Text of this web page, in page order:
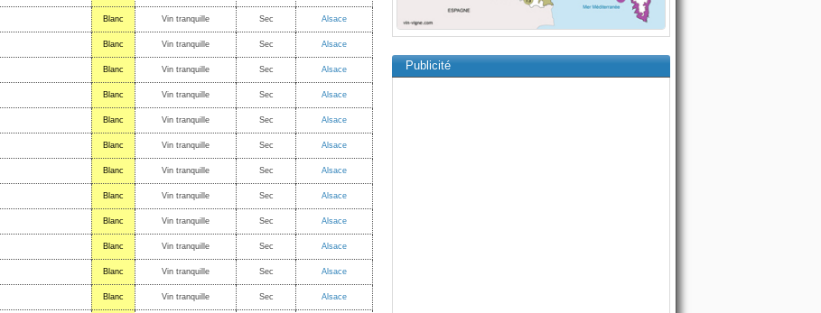
Blanc Vin tranquille Sec Alsace
Blanc Vin tranquille Sec Alsace
Blanc Vin tranquille Sec Alsace
Blanc Vin tranquille Sec Alsace
Blanc Vin tranquille Sec Alsace
Blanc Vin tranquille Sec Alsace
Blanc Vin tranquille Sec Alsace
Blanc Vin tranquille Sec Alsace
Blanc Vin tranquille Sec Alsace
Blanc Vin tranquille Sec Alsace
Blanc Vin tranquille Sec Alsace
Blanc Vin tranquille Sec Alsace
Publicité